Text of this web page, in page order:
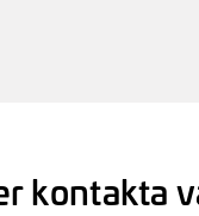
kontakta